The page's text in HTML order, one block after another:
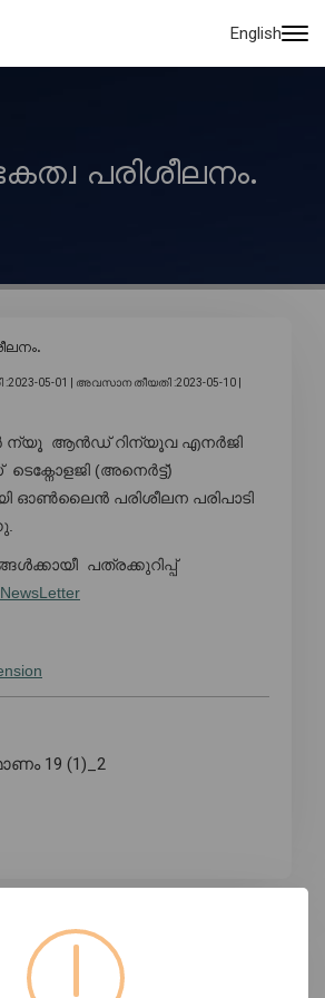
English
പരിശീലനം.
05-01 | അവസാന തീയതി :2023-05-10 |
ന്യൂ ആൻഡ് റിന്യൂവ എനർജി
(അനെർട്ട്)
ഓൺലൈൻ പരിശീലന പരിപാടി
പത്രക്കുറിപ്പ്
NewsLetter
19 (1)_2